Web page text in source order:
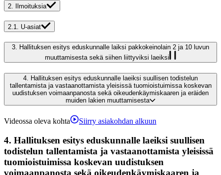
2. Ilmoituksia
2.1. U-asiat
3. Hallituksen esitys eduskunnalle laiksi pakkokeinolain 2 ja 10 luvun
muuttamisesta sekä siihen liittyviksi laeiksi
4. Hallituksen esitys eduskunnalle laeiksi suullisen todistelun
tallentamista ja vastaanottamista yleisissä tuomioistuimissa koskevan
uudistuksen voimaanpanosta sekä oikeudenkäymiskaaren ja eräiden
muiden lakien muuttamisesta
Videossa oleva kohta Siirry asiakohdan alkuun
4. Hallituksen esitys eduskunnalle laeiksi suullisen
todistelun tallentamista ja vastaanottamista yleisissä
tuomioistuimissa koskevan uudistuksen
voimaanpanosta sekä oikeudenkäymiskaaren ja